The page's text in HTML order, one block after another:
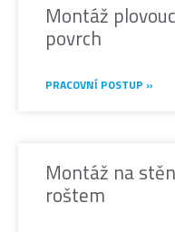
Montáž
povrch
PRACOVNÍ POSTUP »
Montáž na
roštem